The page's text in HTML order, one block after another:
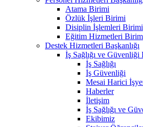
Atama Birimi
Özlük İşleri Birimi
Disiplin İşlemleri Birimi
Eğitim Hizmetleri
Destek Hizmetleri Başkanlığı
İş Sağlığı ve
İş Sağlığı
İş Güvenliği
Mesai Harici
Haberler
İletişim
İş Sağlığı ve
Ekibimiz